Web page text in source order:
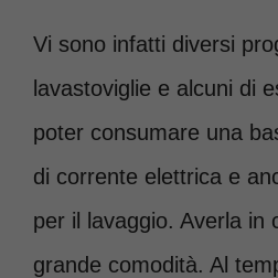
Vi sono infatti diversi
lavastoviglie e alcuni di
poter consumare una
di corrente elettrica e
per il lavaggio. Averla in
grande comodità. Al